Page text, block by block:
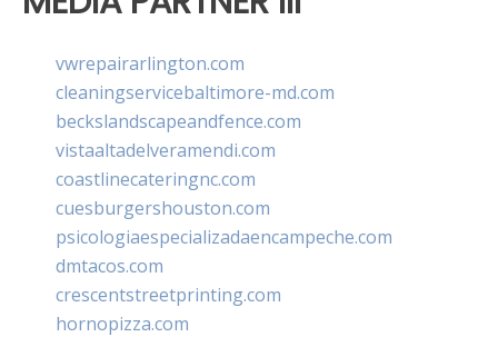
vwrepairarlington.com
cleaningservicebaltimore-md.com
beckslandscapeandfence.com
vistaaltadelveramendi.com
coastlinecateringnc.com
cuesburgershouston.com
psicologiaespecializadaencampeche.com
dmtacos.com
crescentstreetprinting.com
hornopizza.com